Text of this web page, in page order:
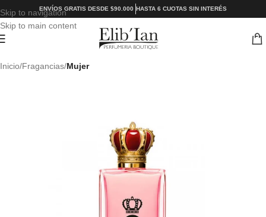
Skip to navigation
Skip to main content
ENVÍOS GRATIS DESDE $90.000 HASTA 6 CUOTAS SIN INTERÉS
Inicio Fragancias Mujer